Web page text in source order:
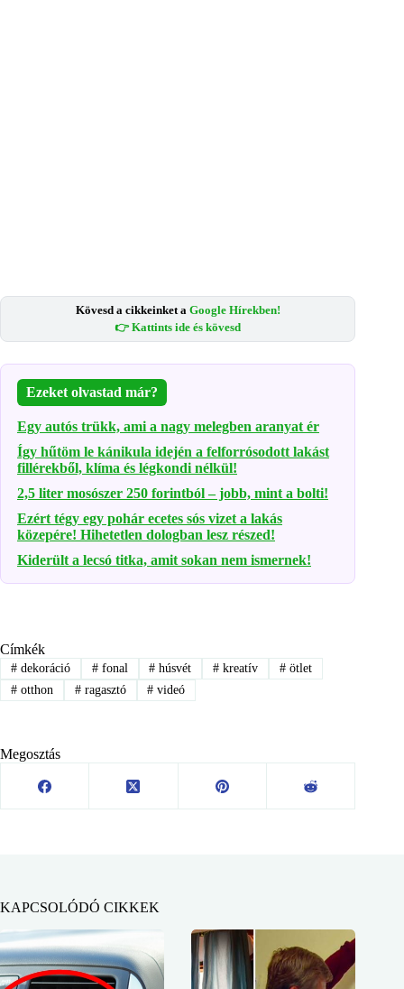
Kövesd a cikkeinket a Google Hírekben!
👉 Kattints ide és kövesd
Ezeket olvastad már?
Egy autós trükk, ami a nagy melegben aranyat ér
Így hűtöm le kánikula idején a felforrósodott lakást
fillérekből, klíma és légkondi nélkül!
2,5 liter mosószer 250 forintból – jobb, mint a bolti!
Ezért tégy egy pohár ecetes sós vizet a lakás
közepére! Hihetetlen dologban lesz részed!
Kiderült a lecsó titka, amit sokan nem ismernek!
Címkék
#dekoráció #fonal # húsvét # kreatív # ötlet
#otthon #ragasztó # videó
Megosztás
KAPCSOLÓDÓ CIKKEK